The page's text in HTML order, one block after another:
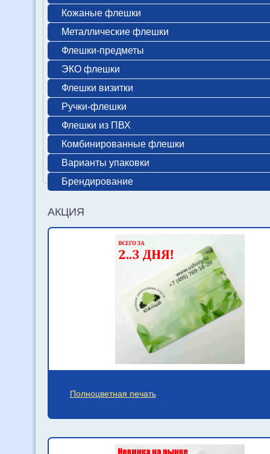
Кожаные флешки
Металлические флешки
Флешки-предметы
ЭКО флешки
Флешки визитки
Ручки-флешки
Флешки из ПВХ
Комбинированные флешки
Варианты упаковки
Брендирование
АКЦИЯ
Полноцветная печать